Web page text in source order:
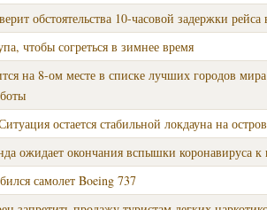
обстоятельства 10-часовой задержки
чтобы согреться в зимнее время
на 8-ом месте в списке лучших городов
остается стабильной локдауна на
ожидает окончания вспышки коронавируса к
самолет Boeing 737